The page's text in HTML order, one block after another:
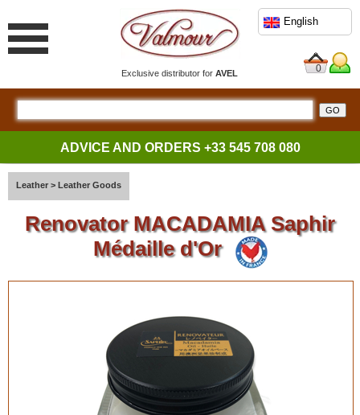
Exclusive distributor forAVEL
English
0
ADVICE AND ORDERS +33 545 708 080
Leather > Leather Goods
Renovator MACADAMIA Saphir
Médaille d'Or